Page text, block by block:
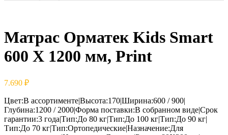
Матрас Орматек Kids Smart
600 Х 1200 мм, Print
7.690 ₽
Цвет:В ассортименте|Высота:170|Ширина:600 / 900|
Глубина:1200 / 2000|Форма поставки:В собранном виде|Срок
гарантии:3 года|Тип:До 80 кг|Тип:До 100 кг|Тип:До 90 кг|
Тип:До 70 кг|Тип:Ортопедические|Назначение:Для